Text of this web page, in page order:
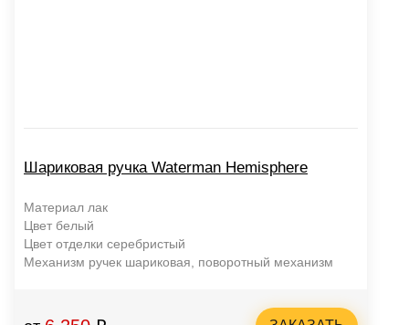
Шариковая ручка Waterman Hemisphere
Материал лак
Цвет белый
Цвет отделки серебристый
Механизм ручек шариковая, поворотный механизм